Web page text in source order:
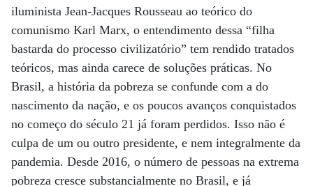
iluminista Jean-Jacques Rousseau ao teórico do
comunismo Karl Marx, o entendimento dessa “filha
bastarda do processo civilizatório” tem rendido tratados
teóricos, mas ainda carece de soluções práticas. No
Brasil, a história da pobreza se confunde com a do
nascimento da nação, e os poucos avanços conquistados
no começo do século 21 já foram perdidos. Isso não é
culpa de um ou outro presidente, e nem integralmente da
pandemia. Desde 2016, o número de pessoas na extrema
pobreza cresce substancialmente no Brasil, e já